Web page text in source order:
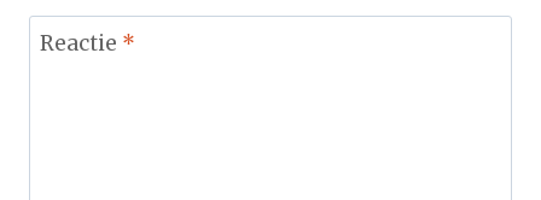
Reactie *